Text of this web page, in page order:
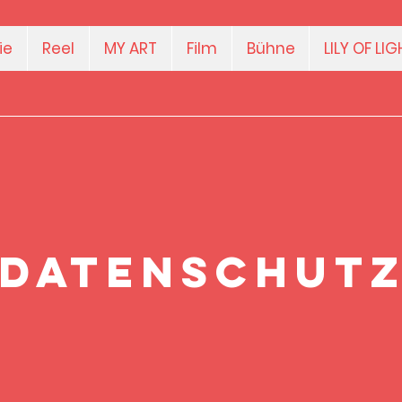
Reel MY ART Film Bühne LILY OF
Datenschutz